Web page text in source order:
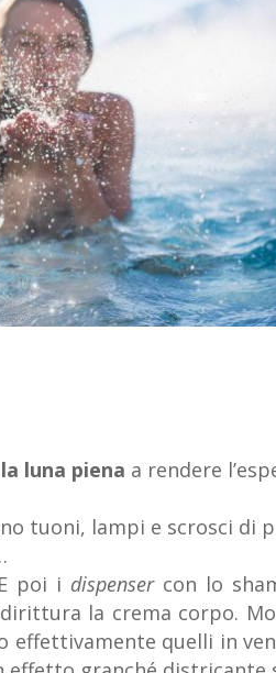
la luna piena a rendere
tuoni, lampi e scrosci di
poi i dispensercon lo
la crema corpo.
effettivamente quelli in